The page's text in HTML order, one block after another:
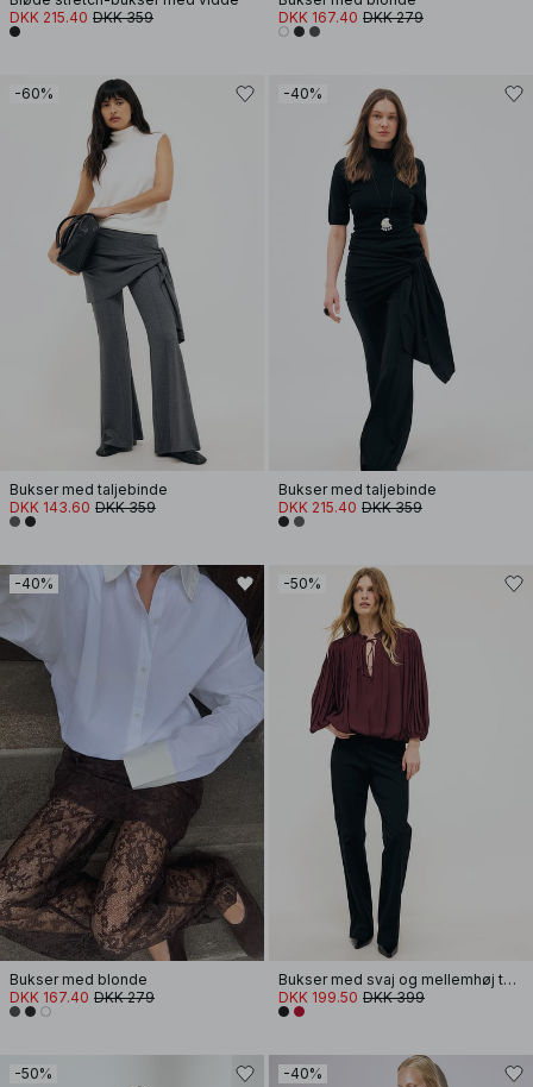
DKK 215.40 DKK 359
DKK 167.40 DKK 279
-60%
Bukser med taljebinde
DKK 143.60 DKK 359
-40%
Bukser med taljebinde
DKK 215.40 DKK 359
-40%
Bukser med blonde
DKK 167.40 DKK 279
-50%
Bukser med svaj og mellemhøj talje
DKK 199.50 DKK 399
-50% -40%